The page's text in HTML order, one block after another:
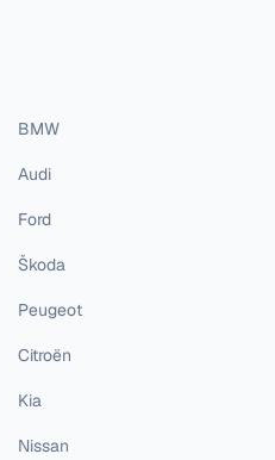
BMW
Audi
Ford
Škoda
Peugeot
Citroën
Kia
Nissan